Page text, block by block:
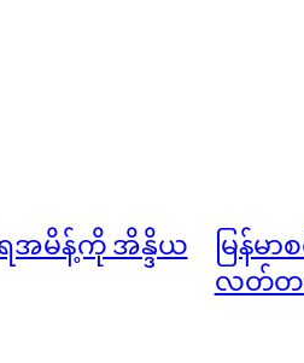
ရအမိန့်ကို အိန္ဒိယ
မြန်မ
လတ်တ